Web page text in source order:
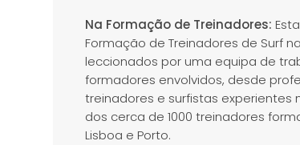
Na Formação de Treinadores:
Formação de Treinadores de Surf
leccionados por uma equipa de
formadores envolvidos, desde
treinadores e surfistas
dos cerca de 1000 treinadores
Lisboa e Porto.